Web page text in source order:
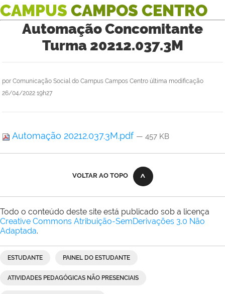
CAMPUS CAMPOS CENTRO
Automação Concomitante
Turma 20212.037.3M
por Comunicação Social do Campus Campos Centro última modificação
26/04/2022 19h27
Automação 20212.037.3M.pdf — 457 KB
VOLTAR AO TOPO
Todo o conteúdo deste site está publicado sob a licença
Creative Commons Atribuição-SemDerivações 3.0 Não
Adaptada.
ESTUDANTE PAINEL DO ESTUDANTE
ATIVIDADES PEDAGÓGICAS NÃO PRESENCIAIS